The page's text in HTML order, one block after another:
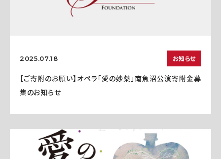
2025.07.18 お知らせ
【ご寄附のお願い】オペラ「愛の妙薬」南魚沼公演寄附金募
集のお知らせ